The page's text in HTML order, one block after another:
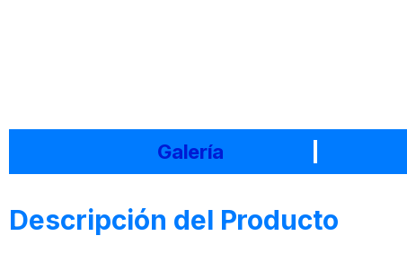
Galería
Descripción del Producto